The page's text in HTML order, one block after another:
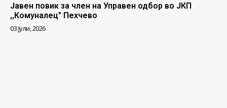
Јавен повик за член на Управен одбор во ЈКП
,,Комуналец” Пехчево
03 Јули, 2026